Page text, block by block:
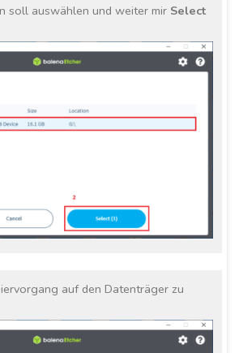
soll auswählen und weiter mir Select
auf den Datenträger zu